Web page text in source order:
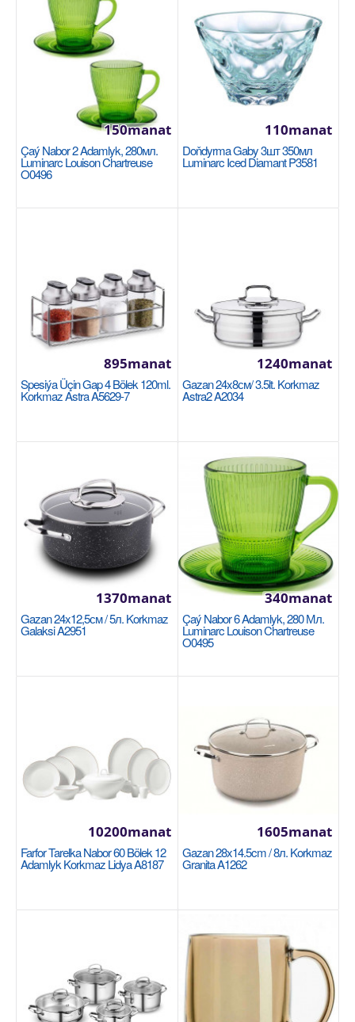
Sebede Goş
Garşylaşdyrmaga goş
Halananlara goş
Saç WOK 28см Tefal Extreme 04230628
TEFAL
Сковорода Tefal Extreme 28 см 4230628 идеально
подходит для жарки и тушения в азиатском стиле.
Availability
8
Sebede Goş
Garşylaşdyrmaga goş
Halananlara goş
Gazan gysga 16x7.5cm / 1.5lt. Korkmaz Proline
A1168
KORKMAZ
Размер: 16x7,5 см / 1,5 л Нержавеющая сталь 18/10
Cr-Ni Суперкапсульная основа, обеспечивающая
ра..
Availability
2
Sebede Goş
Garşylaşdyrmaga goş
Halananlara goş
Çaý Nabor 2 Adamlyk, 280мл.
Luminarc Louison Chartreuse
O0496
150manat
Doňdyrma Gaby 3шт 350мл
Luminarc Iced Diamant P3581
110manat
Spesiýa Üçin Gap 4 Bölek 120ml.
Korkmaz Astra A5629-7
895manat
Gazan 24x8см/ 3.5lt. Korkmaz
Astra2 A2034
1240manat
Gazan 24x12,5см / 5л. Korkmaz
Galaksi A2951
1370manat
Çaý Nabor 6 Adamlyk, 280 Мл.
Luminarc Louison Chartreuse
O0495
340manat
Farfor Tarelka Nabor 60 Bölek 12
Adamlyk Korkmaz Lidya A8187
10200manat
Gazan 28x14.5cm / 8л. Korkmaz
Granita A1262
1605manat